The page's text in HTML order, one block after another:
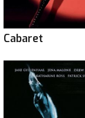
Cabaret